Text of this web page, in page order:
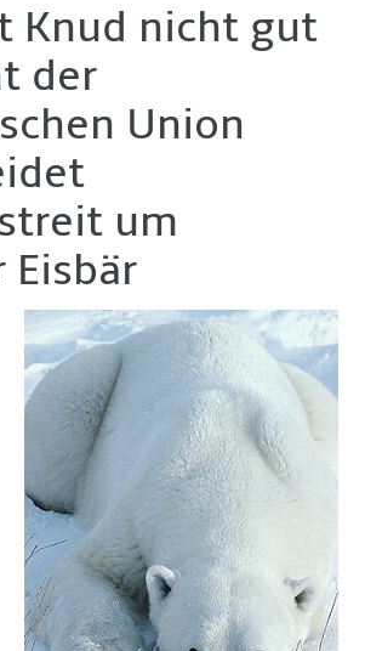
Knud nicht gut
der
Union
um
Eisbär